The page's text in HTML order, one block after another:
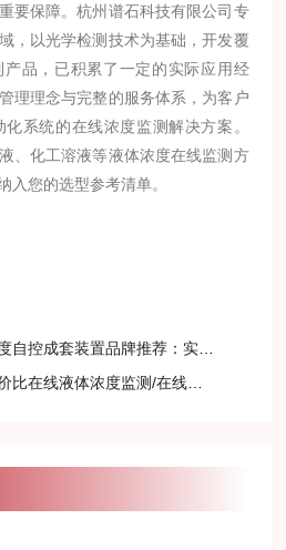
要保障。杭州谱石科技有限公司专
，以光学检测技术为基础，开发覆
品，已积累了一定的实际应用经
理理念与完整的服务体系，为客户
系统的在线浓度监测解决方案。
、化工溶液等液体浓度在线监测方
入您的选型参考清单。
套装置品牌推荐：实力源头厂家深度解析
度监测/在线糖度监测厂家测评，国产同样出色